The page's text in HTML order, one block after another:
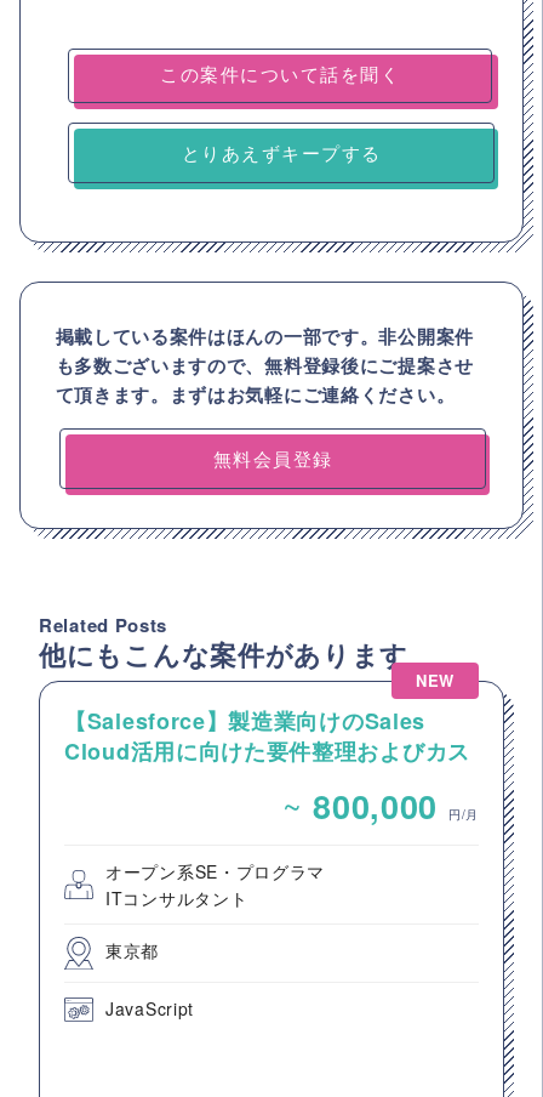
とりあえずキープする
掲載している案件はほんの一部です。非公開案件
も多数ございますので、無料登録後にご提案させ
て頂きます。まずはお気軽にご連絡ください。
無料会員登録
Related Posts
他にもこんな案件があります
NEW
【Salesforce】製造業向けのSales
Cloud活用に向けた要件整理およびカス
~ 800,000 円/月
オープン系SE・プログラマ
ITコンサルタント
東京都
JavaScript